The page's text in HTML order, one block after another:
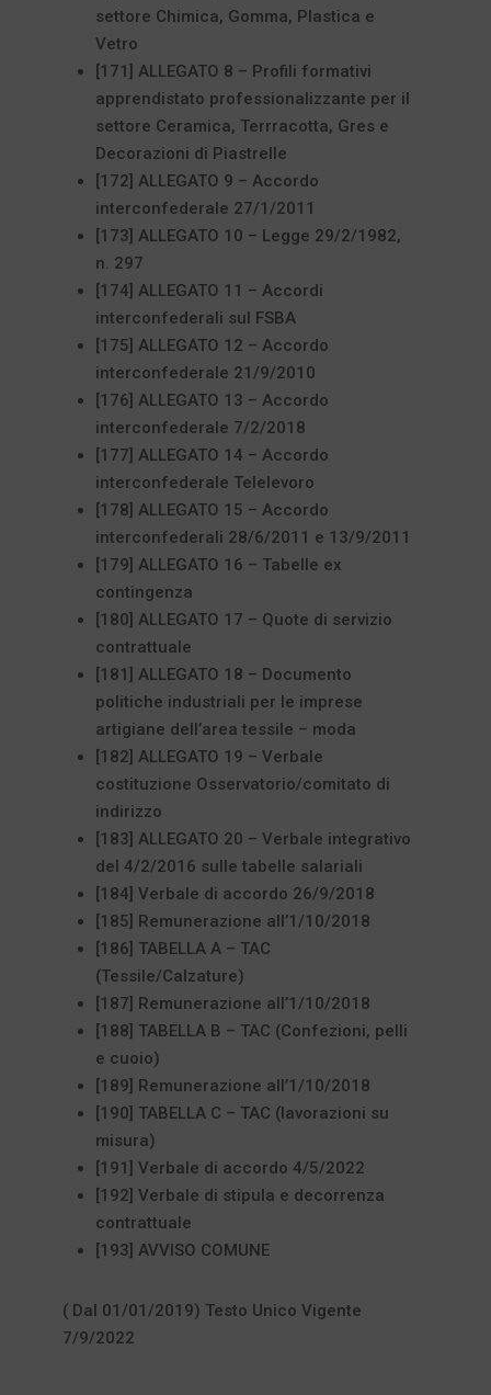
settore Chimica, Gomma, Plastica e
Vetro
[171] ALLEGATO 8 – Profili formativi
apprendistato professionalizzante per il
settore Ceramica, Terrracotta, Gres e
Decorazioni di Piastrelle
[172] ALLEGATO 9 – Accordo
interconfederale 27/1/2011
[173] ALLEGATO 10 – Legge 29/2/1982,
n. 297
[174] ALLEGATO 11 – Accordi
interconfederali sul FSBA
[175] ALLEGATO 12 – Accordo
interconfederale 21/9/2010
[176] ALLEGATO 13 – Accordo
interconfederale 7/2/2018
[177] ALLEGATO 14 – Accordo
interconfederale Telelevoro
[178] ALLEGATO 15 – Accordo
interconfederali 28/6/2011 e 13/9/2011
[179] ALLEGATO 16 – Tabelle ex
contingenza
[180] ALLEGATO 17 – Quote di servizio
contrattuale
[181] ALLEGATO 18 – Documento
politiche industriali per le imprese
artigiane dell’area tessile – moda
[182] ALLEGATO 19 – Verbale
costituzione Osservatorio/comitato di
indirizzo
[183] ALLEGATO 20 – Verbale integrativo
del 4/2/2016 sulle tabelle salariali
[184] Verbale di accordo 26/9/2018
[185] Remunerazione all’1/10/2018
[186] TABELLA A – TAC
(Tessile/Calzature)
[187] Remunerazione all’1/10/2018
[188] TABELLA B – TAC (Confezioni, pelli
e cuoio)
[189] Remunerazione all’1/10/2018
[190] TABELLA C – TAC (lavorazioni su
misura)
[191] Verbale di accordo 4/5/2022
[192] Verbale di stipula e decorrenza
contrattuale
[193] AVVISO COMUNE
( Dal 01/01/2019) Testo Unico Vigente
7/9/2022